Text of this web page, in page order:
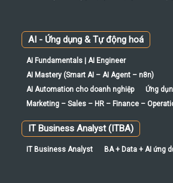
AI - Ứng dụng & Tự động hoá
AI Fundamentals | AI Engineer
AI Mastery (Smart AI – AI Agent – n8n)
AI Automation cho doanh nghiệp
Ứng
Marketing – Sales – HR – Finance –
IT Business Analyst (ITBA)
IT Business Analyst BA + Data + AI ứng